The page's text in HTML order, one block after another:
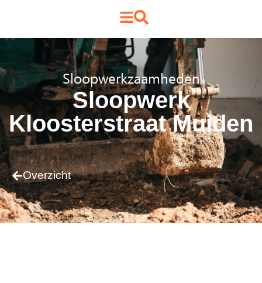
Sloopwerkzaamheden
Sloopwerk
Kloosterstraat Muiden
Overzicht